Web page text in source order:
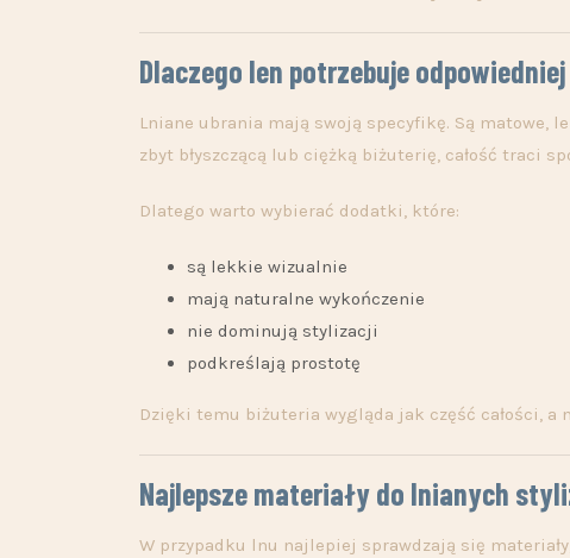
Dlaczego len potrzebuje
Lniane ubrania mają swoją specyfikę. Są matowe,
zbyt błyszczącą lub ciężką biżuterię, całość traci
Dlatego warto wybierać dodatki, które:
są lekkie wizualnie
mają naturalne wykończenie
nie dominują stylizacji
podkreślają prostotę
Dzięki temu biżuteria wygląda jak część całości, a
Najlepsze materiały do lnianych
W przypadku lnu najlepiej sprawdzają się